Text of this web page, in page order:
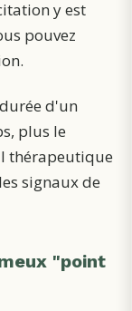
y est
pouvez
d'un
plus le
thérapeutique
signaux de
"point